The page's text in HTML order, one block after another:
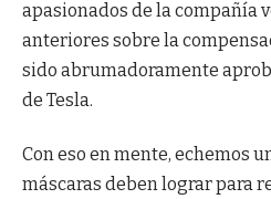
apasionados de la compañía
anteriores sobre la
sido abrumadoramente
de Tesla.
Con eso en mente, echemos
máscaras deben lograr para